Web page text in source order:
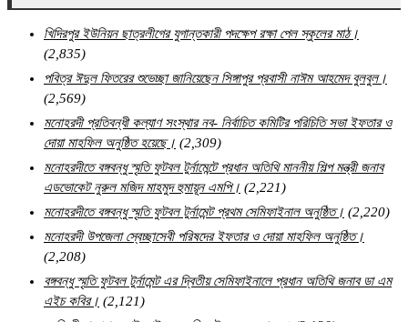
খিদিরপুর ইউনিয়ন ছাত্রলীগের যুগান্তকারী পদক্ষেপ রক্ষা পেল স্কুলের মাঠ।
(2,835)
পবিত্র ঈদুল ফিতরের শুভেচ্ছা জানিয়েছেন সিঙ্গাপুর প্রবাসী নাঈম আহমেদ বুলবুল।
(2,569)
মনোহরদী প্রতিবন্ধী কল্যাণ সংস্থার নব- নির্বাচিত কমিটির পরিচিতি সভা ইফতার ও
দোয়া মাহফিল অনুষ্ঠিত হয়েছে। (2,309)
মনোহরদীতে বঙ্গবন্ধু স্মৃতি ফুটবল টুর্নামেন্টে প্রধান অতিথি মাননীয় শিল্প মন্ত্রী জনাব
এডভোকেট নুরুল মজিদ মাহমুদ হুমায়ূন এমপি। (2,221)
মনোহরদীতে বঙ্গবন্ধু স্মৃতি ফুটবল টুর্নামেন্ট প্রথম সেমিফাইনাল অনুষ্ঠিত। (2,220)
মনোহরদী উপজেলা স্বেচ্ছাসেবী পরিষদের ইফতার ও দোয়া মাহফিল অনুষ্ঠিত।
(2,208)
বঙ্গবন্ধু স্মৃতি ফুটবল টুর্নামেন্ট এর দ্বিতীয় সেমিফাইনালে প্রধান অতিথি জনাব ডা এম
এইচ কবির। (2,121)